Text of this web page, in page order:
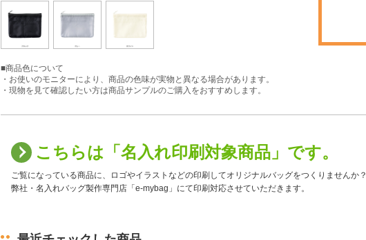
■商品色について
・お使いのモニターにより、商品の色味が実物と異なる場合があります。
・現物を見て確認したい方は商品サンプルのご購入をおすすめします。
こちらは「名入れ印刷対象商品」です。
ご覧になっている商品に、ロゴやイラストなどの印刷してオリジナルバッグをつくりませんか？
弊社・名入れバッグ製作専門店「e-mybag」にて印刷対応させていただきます。